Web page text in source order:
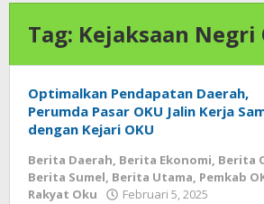
Tag: Kejaksaan Negri
Optimalkan Pendapatan Daerah,
Perumda Pasar OKU Jalin Kerja
dengan Kejari OKU
Berita Daerah, Berita Ekonomi, Berita
Berita Sumel, Berita Utama, Pemkab
Rakyat Oku
Februari 5, 2025